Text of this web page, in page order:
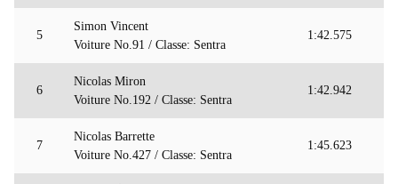
5
Simon Vincent
Voiture No.91 / Classe: Sentra
1:42.575
6
Nicolas Miron
Voiture No.192 / Classe: Sentra
1:42.942
7
Nicolas Barrette
Voiture No.427 / Classe: Sentra
1:45.623